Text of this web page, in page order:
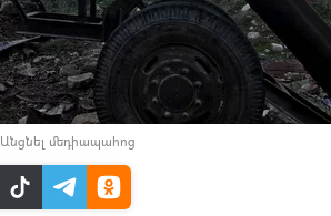
Անցնել մեդիապահոց